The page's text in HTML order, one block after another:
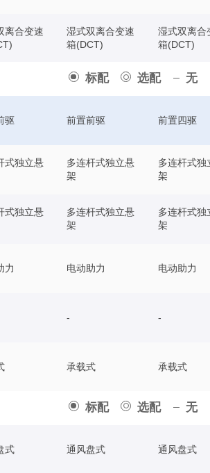
标配 选配 无
标配 选配 无
离合变速
湿式双离合变速
箱(DCT)
湿式双离合
箱(DCT)
驱 前置前驱 前置四驱
式独立悬
多连杆式独立悬
架
多连杆式独
架
式独立悬
多连杆式独立悬
架
多连杆式独
架
力 电动助力 电动助力
- -
承载式 承载式
式 通风盘式 通风盘式